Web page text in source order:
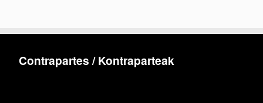
Contrapartes / Kontraparteak